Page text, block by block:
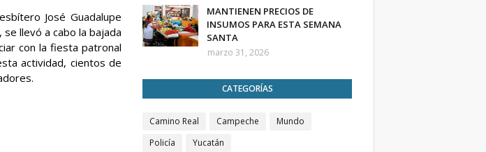
José Guadalupe
llevó a cabo la bajada
con la fiesta patronal
actividad, cientos de
MANTIENEN PRECIOS DE
INSUMOS PARA ESTA SEMANA
SANTA
marzo 31, 2026
CATEGORÍAS
Camino Real Campeche
Mundo
Policía
Yucatán